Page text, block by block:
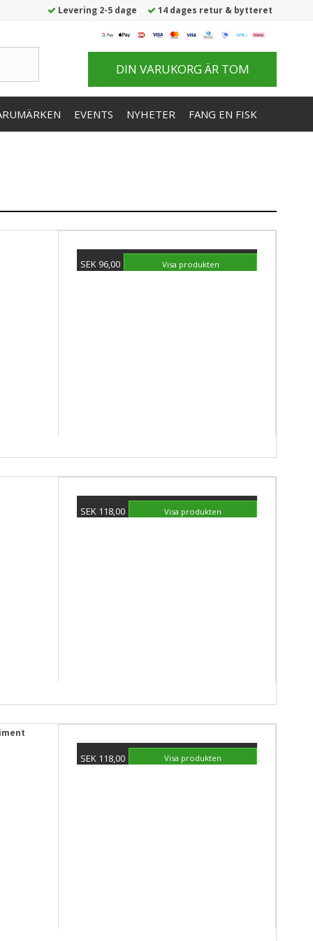
Levering 2-5 dage 14 dages retur & bytteret
DIN VARUKORG ÄR TOM
EVENTS NYHETER FANG EN FISK
SEK 96,00 Visa produkten
SEK 118,00 Visa produkten
SEK 118,00 Visa produkten